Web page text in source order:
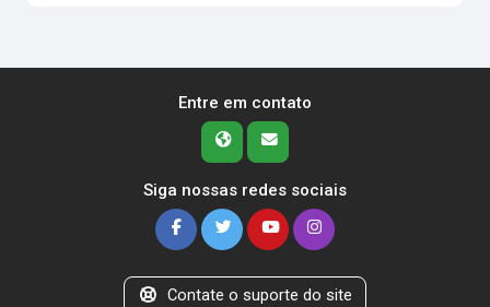
Entre em contato
Siga nossas redes sociais
Contate o suporte do site